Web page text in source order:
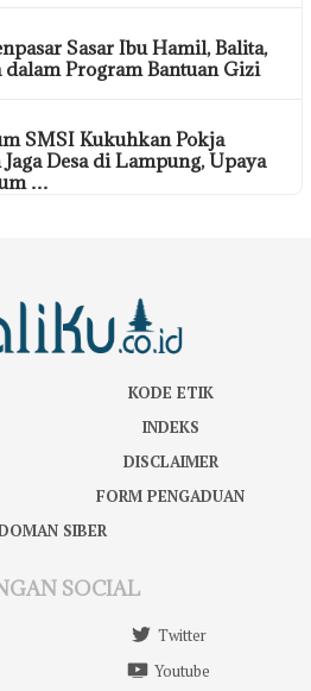
Sasar Ibu Hamil, Balita,
dalam Program Bantuan Gizi
SMSI Kukuhkan Pokja
Desa di Lampung, Upaya
…
KODE ETIK
INDEKS
DISCLAIMER
FORM PENGADUAN
SIBER
SOCIAL
Twitter
Youtube